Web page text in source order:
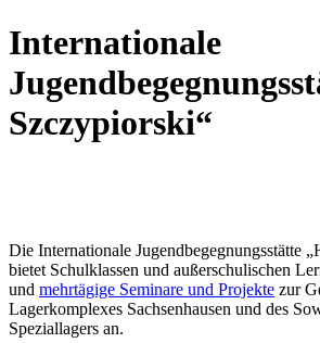
Internationale
Szczypiorski“
Die Internationale Jugendbegegnungsstätte
bietet Schulklassen und außerschulischen
und mehrtägige Seminare und Projekte zur
Lagerkomplexes Sachsenhausen und des
Speziallagers an.